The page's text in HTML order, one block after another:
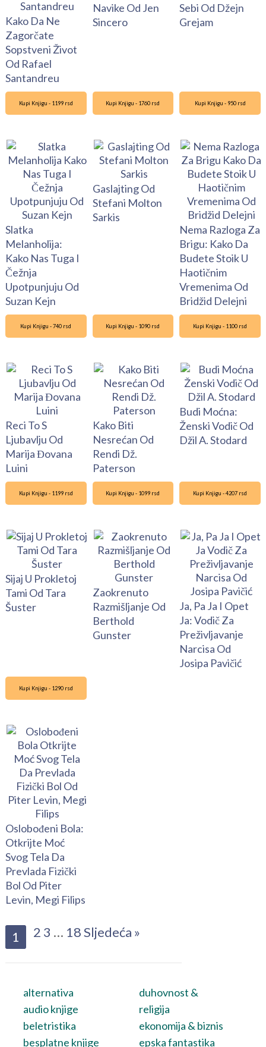
Kako Da Ne
Zagorčate
Sopstveni Život
Od Rafael
Santandreu
Navike Od Jen
Sincero
Sebi Od Džejn
Grejam
Kupi Knjigu - 1199 rsd
Slatka
Melanholija:
Kako Nas Tuga I
Čežnja
Upotpunjuju Od
Suzan Kejn
Kupi Knjigu - 1760 rsd
Gaslajting Od
Stefani Molton
Sarkis
Kupi Knjigu - 950 rsd
Nema Razloga Za
Brigu: Kako Da
Budete Stoik U
Haotičnim
Vremenima Od
Bridžid Delejni
Kupi Knjigu - 740 rsd
Reci To S
Ljubavlju Od
Marija Đovana
Luini
Kupi Knjigu - 1090 rsd
Kako Biti
Nesrećan Od
Rendi Dž.
Paterson
Kupi Knjigu - 1100 rsd
Budi Moćna:
Ženski Vodič Od
Džil A. Stodard
Kupi Knjigu - 1199 rsd
Sijaj U Prokletoj
Tami Od Tara
Šuster
Kupi Knjigu - 1099 rsd
Zaokrenuto
Razmišljanje Od
Berthold
Gunster
Kupi Knjigu - 4207 rsd
Ja, Pa Ja I Opet
Ja: Vodič Za
Preživljavanje
Narcisa Od
Josipa Pavičić
Kupi Knjigu - 1290 rsd
Oslobođeni Bola:
Otkrijte Moć
Svog Tela Da
Prevlada Fizički
Bol Od Piter
Levin, Megi Filips
1 2 3 … 18Sljedeća »
alternativa
audio knjige
beletristika
besplatne knjige
duhovnost &
religija
ekonomija & biznis
epska fantastika